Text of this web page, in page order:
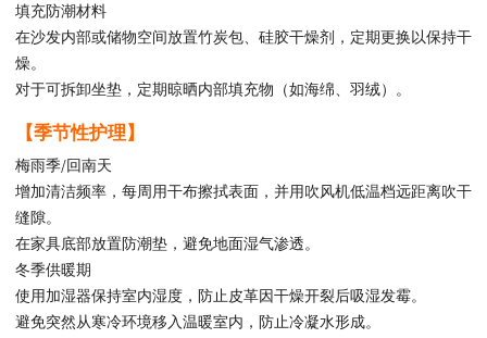
填充防潮材料
在沙发内部或储物空间放置竹炭包、硅胶干燥剂，定期更换以保持干
燥。
对于可拆卸坐垫，定期晾晒内部填充物（如海绵、羽绒）。
【季节性护理】
梅雨季/回南天
增加清洁频率，每周用干布擦拭表面，并用吹风机低温档远距离吹干
缝隙。
在家具底部放置防潮垫，避免地面湿气渗透。
冬季供暖期
使用加湿器保持室内湿度，防止皮革因干燥开裂后吸湿发霉。
避免突然从寒冷环境移入温暖室内，防止冷凝水形成。